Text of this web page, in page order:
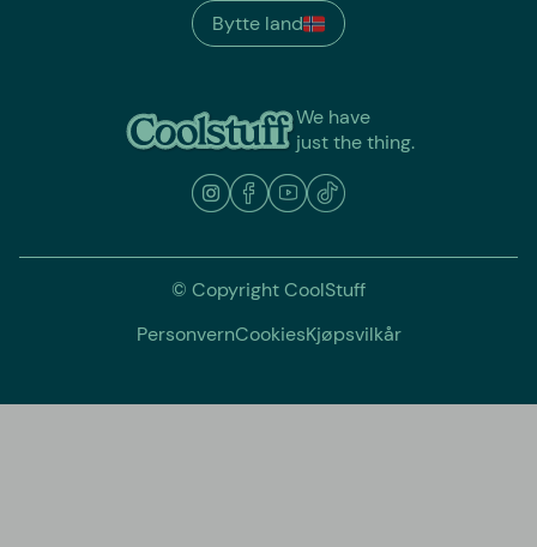
We have
just the thing.
Bytte land
© Copyright CoolStuff
PersonvernCookiesKjøpsvilkår